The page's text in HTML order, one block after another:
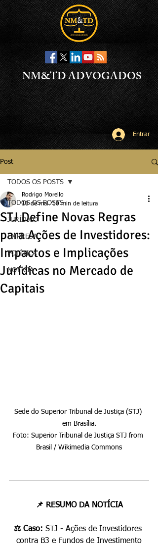
NM&TD ADVOGADOS
Entrar
Post
TODOS OS POSTS
JURÍDICO
EMPRESA
POLÍTICA
NOTÍCIA
TODOS OS POSTS
STJ Define Novas Regras
para Ações de Investidores:
Impactos e Implicações
Jurídicas no Mercado de
Capitais
Rodrigo Morello
18 de mai. 10 min de leitura
Sede do Superior Tribunal de Justiça (STJ)
em Brasília.
Foto: Superior Tribunal de Justiça STJ from
Brasil / Wikimedia Commons
📌 RESUMO DA NOTÍCIA
⚖️ Caso: STJ - Ações de Investidores
contra B3 e Fundos de Investimento